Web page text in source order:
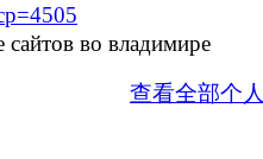
сайтов во владимире
查看全部个